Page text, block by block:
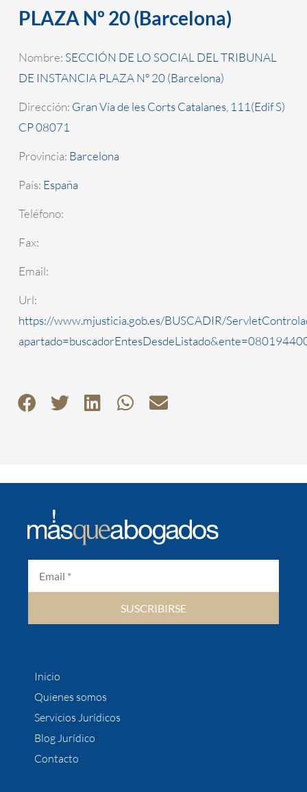
PLAZA Nº 20 (Barcelona)
Nombre: SECCIÓN DE LO SOCIAL DEL TRIBUNAL
DE INSTANCIA PLAZA Nº 20 (Barcelona)
Dirección: Gran Vía de les Corts Catalanes, 111(Edif S)
CP 08071
Provincia: Barcelona
País: España
Teléfono:
Fax:
Email:
Url:
https://www.mjusticia.gob.es/BUSCADIR/
SUSCRIBIRSE
Inicio
Quienes somos
Servicios Jurídicos
Blog Jurídico
Contacto